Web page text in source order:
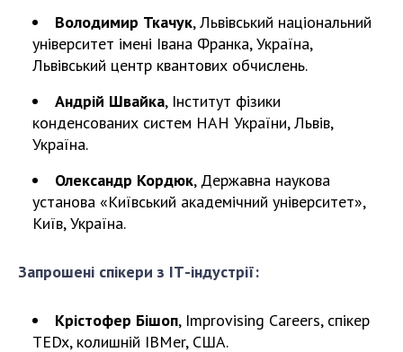
Володимир Ткачук, Львівський національний
університет імені Івана Франка, Україна,
Львівський центр квантових обчислень.
Андрій Швайка, Інститут фізики
конденсованих систем НАН України, Львів,
Україна.
Олександр Кордюк, Державна наукова
установа «Київський академічний університет»,
Київ, Україна.
Запрошені спікери з ІТ-індустрії:
Крістофер Бішоп, Improvising Careers, спікер
TEDx, колишній IBMer, США.